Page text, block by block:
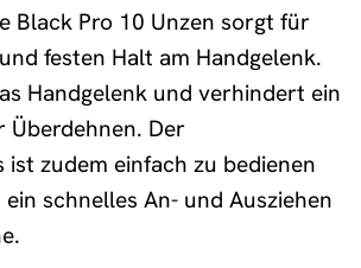
Black Pro 10 Unzen sorgt für
festen Halt am Handgelenk.
Handgelenk und verhindert ein
Überdehnen. Der
zudem einfach zu bedienen
schnelles An- und Ausziehen